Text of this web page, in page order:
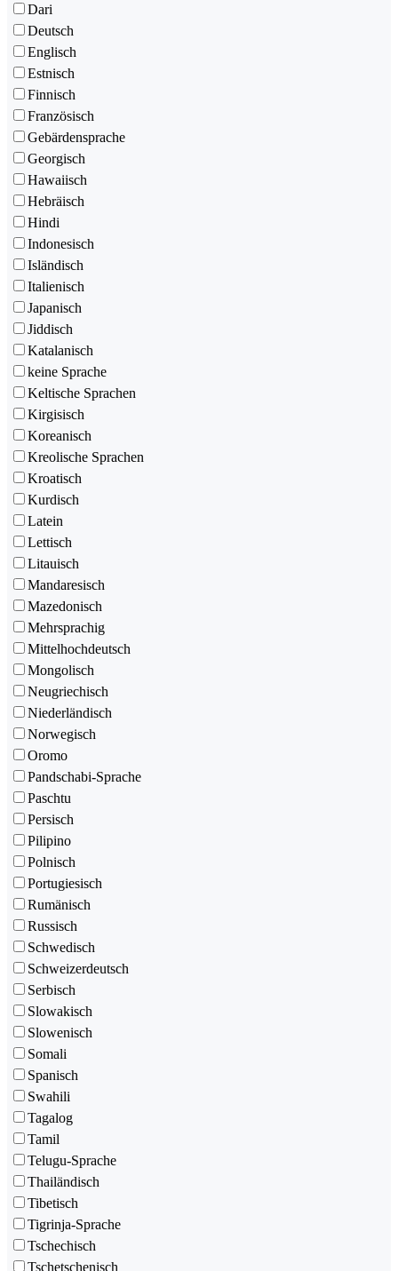
Dari
Deutsch
Englisch
Estnisch
Finnisch
Französisch
Gebärdensprache
Georgisch
Hawaiisch
Hebräisch
Hindi
Indonesisch
Isländisch
Italienisch
Japanisch
Jiddisch
Katalanisch
keine Sprache
Keltische Sprachen
Kirgisisch
Koreanisch
Kreolische Sprachen
Kroatisch
Kurdisch
Latein
Lettisch
Litauisch
Mandaresisch
Mazedonisch
Mehrsprachig
Mittelhochdeutsch
Mongolisch
Neugriechisch
Niederländisch
Norwegisch
Oromo
Pandschabi-Sprache
Paschtu
Persisch
Pilipino
Polnisch
Portugiesisch
Rumänisch
Russisch
Schwedisch
Schweizerdeutsch
Serbisch
Slowakisch
Slowenisch
Somali
Spanisch
Swahili
Tagalog
Tamil
Telugu-Sprache
Thailändisch
Tibetisch
Tigrinja-Sprache
Tschechisch
Tschetschenisch